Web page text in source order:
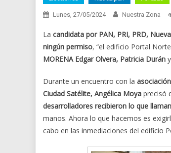
Lunes, 27/05/2024 Nuestra Zona
La candidata por PAN, PRI, PRD,
ningún permiso, “el edificio Portal
MORENA Edgar Olvera, Patricia Durán
Durante un encuentro con la
Ciudad Satélite, Angélica Moya precisó
desarrolladores recibieron lo que
manos. Ahora lo que hacemos es
cabo en las inmediaciones del edificio